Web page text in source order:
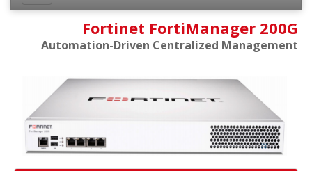
Fortinet FortiManager 200G
Automation-Driven Centralized Management